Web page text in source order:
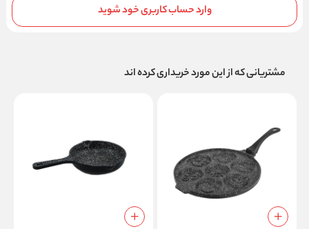
وارد حساب کاربری خود شوید
مشتریانی که از این مورد خریداری کرده اند